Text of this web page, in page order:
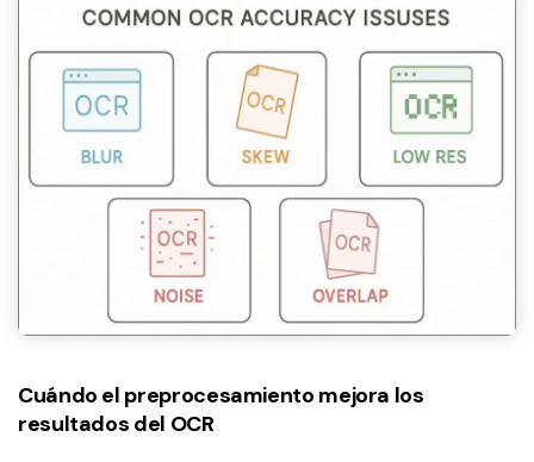
Cuándo el preprocesamiento mejora los
resultados del OCR